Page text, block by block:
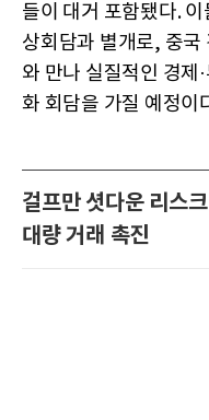
들이 대거 포함됐다.
상회담과 별개로, 중국
와 만나 실질적인 경제
화 회담을 가질 예정이
걸프만 셧다운 리스
대량 거래 촉진